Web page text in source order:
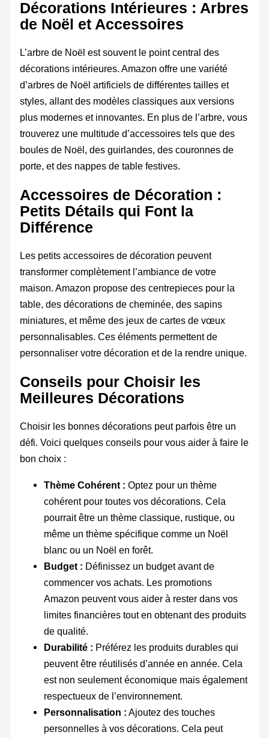
Décorations Intérieures : Arbres
de Noël et Accessoires
L’arbre de Noël est souvent le point central des
décorations intérieures. Amazon offre une variété
d’arbres de Noël artificiels de différentes tailles et
styles, allant des modèles classiques aux versions
plus modernes et innovantes. En plus de l’arbre, vous
trouverez une multitude d’accessoires tels que des
boules de Noël, des guirlandes, des couronnes de
porte, et des nappes de table festives.
Accessoires de Décoration :
Petits Détails qui Font la
Différence
Les petits accessoires de décoration peuvent
transformer complètement l’ambiance de votre
maison. Amazon propose des centrepieces pour la
table, des décorations de cheminée, des sapins
miniatures, et même des jeux de cartes de vœux
personnalisables. Ces éléments permettent de
personnaliser votre décoration et de la rendre unique.
Conseils pour Choisir les
Meilleures Décorations
Choisir les bonnes décorations peut parfois être un
défi. Voici quelques conseils pour vous aider à faire le
bon choix :
Thème Cohérent : Optez pour un thème
cohérent pour toutes vos décorations. Cela
pourrait être un thème classique, rustique, ou
même un thème spécifique comme un Noël
blanc ou un Noël en forêt.
Budget : Définissez un budget avant de
commencer vos achats. Les promotions
Amazon peuvent vous aider à rester dans vos
limites financières tout en obtenant des produits
de qualité.
Durabilité : Préférez les produits durables qui
peuvent être réutilisés d’année en année. Cela
est non seulement économique mais également
respectueux de l’environnement.
Personnalisation : Ajoutez des touches
personnelles à vos décorations. Cela peut